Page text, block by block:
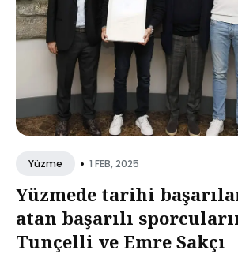
Yüzme • 1 FEB, 2025
Yüzmede tarihi
atan başarılı
Tunçelli ve Emre Sakçı